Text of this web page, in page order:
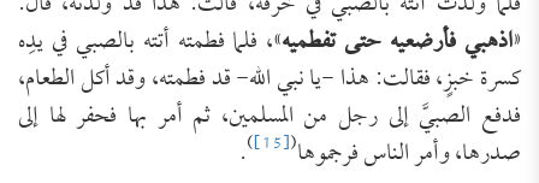
«اذهبي فأرضعيه حتى تفطميه»، فلما فطمته أتته بالصبي في يدِه
كسرة خبزٍ، فقالت: هذا -يا نبي الله- قد فطمته، وقد أكل الطعام،
فدفع الصبيَّ إلى رجل من المسلمين، ثم أمر بها فحفر لها إلى
صدرها، وأمر الناس فرجموها(
[15]
)
.